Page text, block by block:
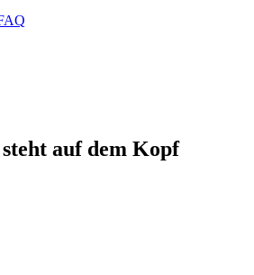
auf dem Kopf